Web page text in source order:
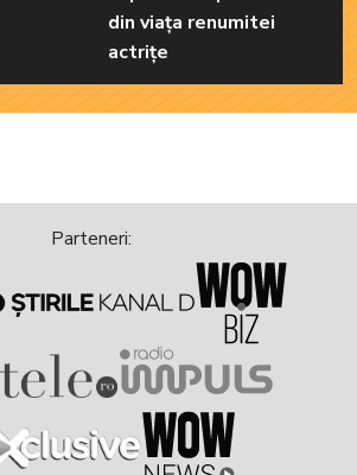
din viața renumitei
actrițe
Parteneri: